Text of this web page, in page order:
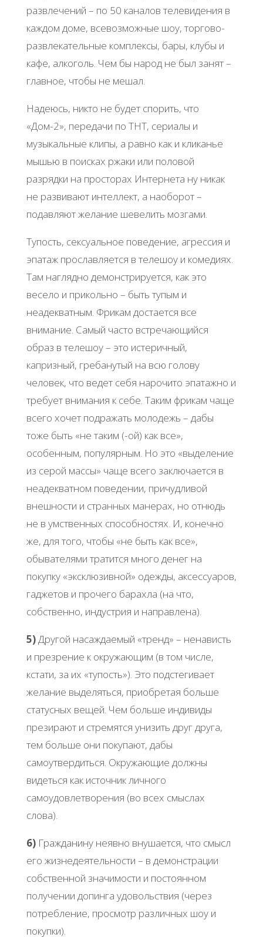
развлечений – по 50 каналов телевидения в
каждом доме, всевозможные шоу, торгово-
развлекательные комплексы, бары, клубы и
кафе, алкоголь. Чем бы народ не был занят –
главное, чтобы не мешал.
Надеюсь, никто не будет спорить, что
«Дом-2», передачи по ТНТ, сериалы и
музыкальные клипы, а равно как и кликанье
мышью в поисках ржаки или половой
разрядки на просторах Интернета ну никак
не развивают интеллект, а наоборот –
подавляют желание шевелить мозгами.
Тупость, сексуальное поведение, агрессия и
эпатаж прославляется в телешоу и комедиях.
Там наглядно демонстрируется, как это
весело и прикольно – быть тупым и
неадекватным. Фрикам достается все
внимание. Самый часто встречающийся
образ в телешоу – это истеричный,
капризный, гребанутый на всю голову
человек, что ведет себя нарочито эпатажно и
требует внимания к себе. Таким фрикам чаще
всего хочет подражать молодежь – дабы
тоже быть «не таким (-ой) как все»,
особенным, популярным. Но это «выделение
из серой массы» чаще всего заключается в
неадекватном поведении, причудливой
внешности и странных манерах, но отнюдь
не в умственных способностях. И, конечно
же, для того, чтобы «не быть как все»,
обывателями тратится много денег на
покупку «эксклюзивной» одежды, аксессуаров,
гаджетов и прочего барахла (на что,
собственно, индустрия и направлена).
5)Другой насаждаемый «тренд» – ненависть
и презрение к окружающим (в том числе,
кстати, за их «тупость»). Это подстегивает
желание выделяться, приобретая больше
статусных вещей. Чем больше индивиды
презирают и стремятся унизить друг друга,
тем больше они покупают, дабы
самоутвердиться. Окружающие должны
видеться как источник личного
самоудовлетворения (во всех смыслах
слова).
6)Гражданину неявно внушается, что смысл
его жизнедеятельности – в демонстрации
собственной значимости и постоянном
получении допинга удовольствия (через
потребление, просмотр различных шоу и
покупки).